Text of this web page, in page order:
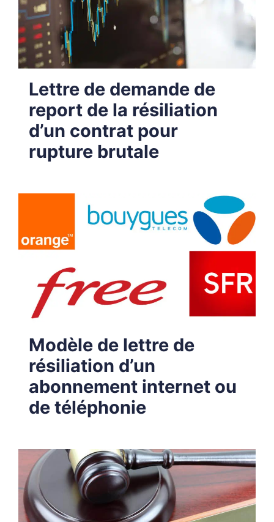
Lettre de demande de
report de la résiliation
d’un contrat pour
rupture brutale
Modèle de lettre de
résiliation d’un
abonnement internet ou
de téléphonie